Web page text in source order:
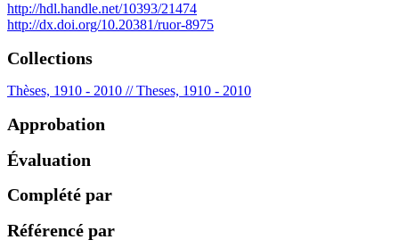
http://hdl.handle.net/10393/21474
http://dx.doi.org/10.20381/ruor-8975
Collections
Thèses, 1910 - 2010 // Theses, 1910 - 2010
Approbation
Évaluation
Complété par
Référencé par